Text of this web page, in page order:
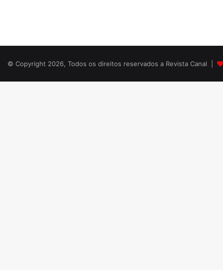
© Copyright 2026, Todos os direitos reservados a Revista Canal |